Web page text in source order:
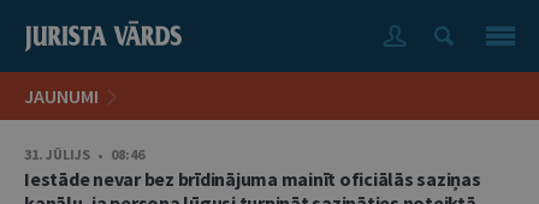
JAUNUMI
31. JŪLIJS • 08:46
Iestāde nevar bez brīdinājuma mainīt oficiālās saziņas